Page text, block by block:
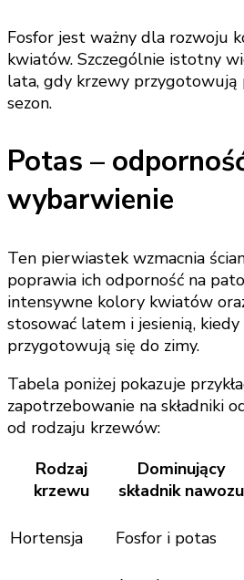
Fosfor jest ważny dla rozwoju
kwiatów. Szczególnie istotny
lata, gdy krzewy przygotowują
sezon.
Potas –
wybarwienie
Ten pierwiastek wzmacnia
poprawia ich odporność na
intensywne kolory kwiatów
stosować latem i jesienią,
przygotowują się do zimy.
Tabela poniżej pokazuje
zapotrzebowanie na składniki
od rodzaju krzewów:
Rodzaj
krzewu
Dominujący
składnik nawozu
Hortensja Fosfor i potas